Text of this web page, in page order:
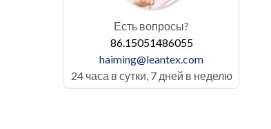
Есть вопросы?
86.15051486055
haiming@leantex.com
24 часа в сутки, 7 дней в неделю